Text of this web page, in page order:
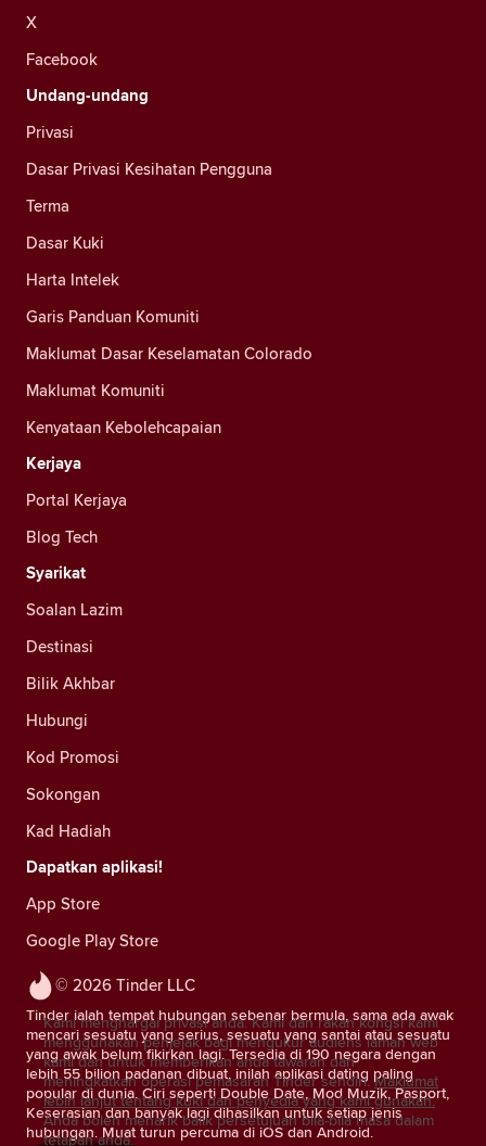
© 2026 Tinder LLC
Tinder ialah tempat hubungan sebenar bermula, sama ada awak
mencari sesuatu yang serius, sesuatu yang santai atau sesuatu
yang awak belum fikirkan lagi. Tersedia di 190 negara dengan
lebih 55 bilion padanan dibuat, inilah aplikasi dating paling
popular di dunia. Ciri seperti Double Date, Mod Muzik, Pasport,
Keserasian dan banyak lagi dihasilkan untuk setiap jenis
hubungan. Muat turun percuma di iOS dan Android.
X
Facebook
Undang-undang
Privasi
Dasar Privasi Kesihatan Pengguna
Terma
Dasar Kuki
Harta Intelek
Garis Panduan Komuniti
Maklumat Dasar Keselamatan Colorado
Maklumat Komuniti
Kenyataan Kebolehcapaian
Kerjaya
Portal Kerjaya
Blog Tech
Syarikat
Soalan Lazim
Destinasi
Bilik Akhbar
Hubungi
Kod Promosi
Sokongan
Kad Hadiah
Dapatkan aplikasi!
App Store
Google Play Store
Kami menghargai privasi anda. Kami dan rakan kongsi kami
menggunakan penjejak bagi mengukur audiens laman web
kami dan untuk memberikan anda tawaran dan
meningkatkan operasi pemasaran Tinder sendiri. Maklumat
lebih lanjut tentang kuki dan penyedia yang kami gunakan.
Anda boleh menarik balik persetujuan bila-bila masa dalam
tetapan anda.